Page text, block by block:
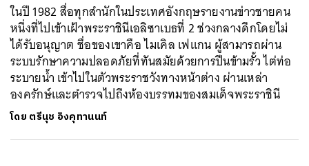
ในปี 1982 สื่อทุกสำนักในประเทศอังกฤษรายงานข่าวชายคน
หนึ่งที่ไปเข้าเฝ้าพระราชินีเอลิซาเบธที่ 2 ช่วงกลางดึกโดยไม่
ได้รับอนุญาต ชื่อของเขาคือ ไมเคิล เฟแกน ผู้สามารถผ่าน
ระบบรักษาความปลอดภัยที่ทันสมัยด้วยการปีนข้ามรั้ว ไต่ท่อ
ระบายน้ำ เข้าไปในตัวพระราชวังทางหน้าต่าง ผ่านเหล่า
องครักษ์และตำรวจไปถึงห้องบรรทมของสมเด็จพระราชินี
โดย ตรีนุช อิงคุทานนท์